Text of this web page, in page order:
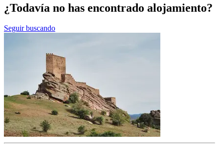
¿Todavía no has encontrado alojamiento?
Seguir buscando